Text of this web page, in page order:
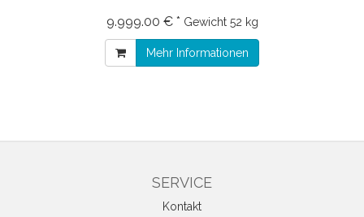
9.999.00 € * Gewicht 52 kg
Mehr Informationen
SERVICE
Kontakt